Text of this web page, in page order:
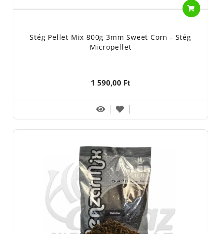
Stég Pellet Mix 800g 3mm Sweet Corn - Stég
Micropellet
1 590,00 Ft